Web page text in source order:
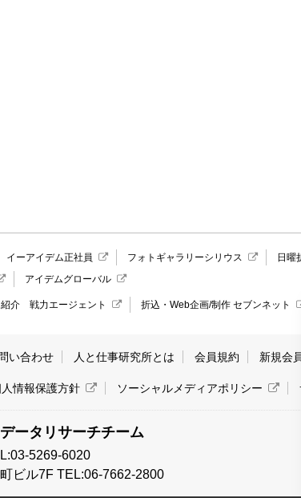
イーアイデム正社員 フォトギャラリーシリウス 日曜
アイデムグローバル
紹介 戦力エージェント 折込・Web企画/制作 セブンネット
い合わせ 人と仕事研究所とは 会員規約 新規会
情報保護方針 ソーシャルメディアポリシー
ータリサーチチーム
5269-6020
ビル7F TEL:06-7662-2800